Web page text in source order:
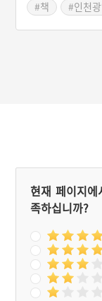
#책
#인천
현재 페이지
족하십니까?